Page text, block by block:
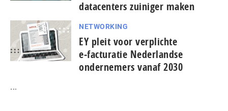
datacenters zuiniger maken
NETWORKING
EY pleit voor verplichte
e‑facturatie Nederlandse
ondernemers vanaf 2030
...